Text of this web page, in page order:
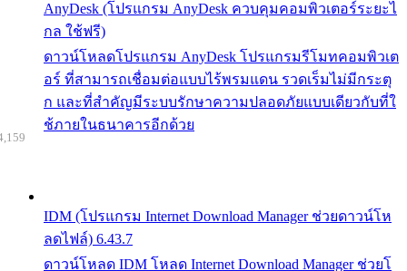
AnyDesk (โปรแกรม AnyDesk ควบคุมคอมพิวเตอร์ระยะไ
กล ใช้ฟรี)
ดาวน์โหลดโปรแกรม AnyDesk โปรแกรมรีโมทคอมพิวเต
อร์ ที่สามารถเชื่อมต่อแบบไร้พรมแดน รวดเร็มไม่มีกระตุ
ก และที่สำคัญมีระบบรักษาความปลอดภัยแบบเดียวกับที่ใ
ช้ภายในธนาคารอีกด้วย
IDM (โปรแกรม Internet Download Manager ช่วยดาวน์โห
ลดไฟล์) 6.43.7
ดาวน์โหลด IDM โหลด Internet Download Manager ช่วยโ